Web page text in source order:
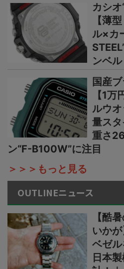
カシ
【薄
ル×カ
ンベ
国産
【1
ルウ
量スタ
重さ
ン“F-B100W”に注目
＞＞＞もっと見る
OUTLINEニュース
【酷
いか
ベゼ
日本